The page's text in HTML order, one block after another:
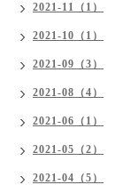
2021-11（1）
2021-10（1）
2021-09（3）
2021-08（4）
2021-06（1）
2021-05（2）
2021-04（5）